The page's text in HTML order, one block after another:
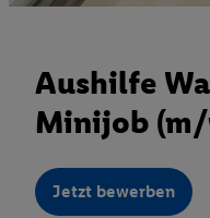
Aushilfe
Minijob
Jetzt bewerben